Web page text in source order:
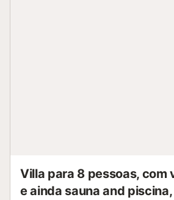
Villa para 8 pessoas, com
e ainda sauna and